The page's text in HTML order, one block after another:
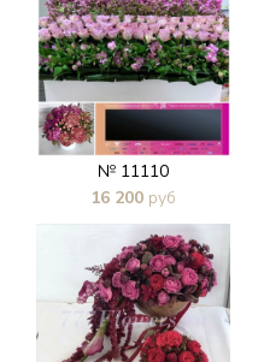
№ 11110
16 200 руб
В 1 клик